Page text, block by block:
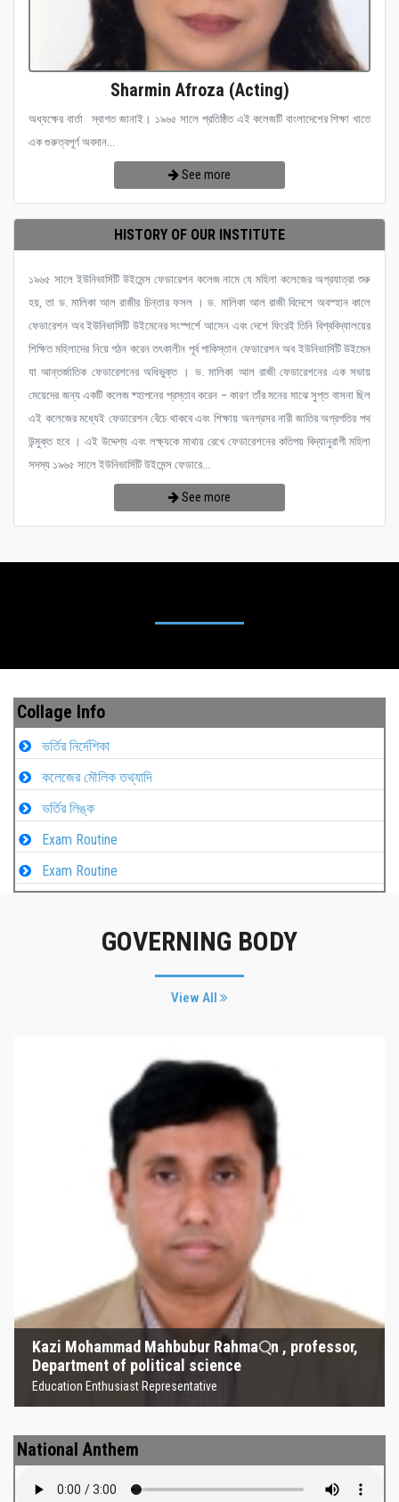
Sharmin Afroza (Acting)
অধ্যক্ষের বার্তা স্বাগত জানাই। ১৯৬৫ সালে প্রতিষ্ঠিত এই কলেজটি বাংলাদেশের শিক্ষা খাতে
এক গুরুত্বপূর্ণ অবদান...
See more
HISTORY OF OUR INSTITUTE
১৯৬৫ সালে ইউনিভার্সিটি উইমেন্স ফেডারেশন কলেজ নামে যে মহিলা কলেজের অগ্রযাত্রা শুরু
হয়, তা ড. মালিকা আল রাজীর চিন্তার ফসল । ড. মালিকা আল রাজী বিদেশে অবস্হান কালে
ফেডারেশন অব ইউনিভার্সিটি উইমেনের সংস্পর্শে আসেন এবং দেশে ফিরেই তিনি বিশ্ববিদ্যালয়ের
শিক্ষিত মহিলাদের নিয়ে গঠন করেন তৎকালীন পূর্ব পাকিস্তান ফেডারেশন অব ইউনিভার্সিটি উইমেন
যা আন্তর্জাতিক ফেডারেশনের অধিভুক্ত । ড. মালিকা আল রাজী ফেডারেশনের এক সভায়
মেয়েদের জন্য একটি কলেজ ষ্হাপনের প্রস্তাব করেন – কারণ তাঁর মনের মাঝে সুপ্ত বাসনা ছিল
এই কলেজের মধ্যেই ফেডারেশন বেঁচে থাকবে এবং শিক্ষায় অনগ্রসর নারী জাতির অগ্রগতির পথ
উন্মুক্ত হবে । এই উদ্দেশ্য এবং লক্ষ্যকে মাথায় রেখে ফেডারেশনের কতিপয় বিদ্যানুরাগী মহিলা
সদস্য ১৯৬৫ সালে ইউনিভার্সিটি উইমেন্স ফেডারে...
See more
Collage Info
ভর্তির নির্দেশিকা
কলেজের মৌলিক তথ্যাদি
ভর্তির লিঙ্ক
Exam Routine
Exam Routine
GOVERNING BODY
View All
Kazi Mohammad Mahbubur Rahma্‌n , professor,
Department of political science
Education Enthusiast Representative
Kazi Mohammad Mahbubur
Rahma্‌n , professor, Department
of political science
Education Enthusiast Representative
National Anthem